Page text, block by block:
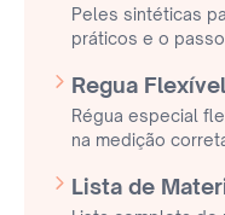
Peles sintéticas
práticos e o
Regua Flexível
Régua especial
na medição
Lista de